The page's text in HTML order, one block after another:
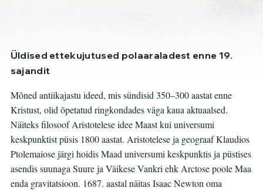
Üldised ettekujutused polaaraladest enne 19.
sajandit
Mõned antiikajastu ideed, mis sündisid 350–300 aastat enne
Kristust, olid õpetatud ringkondades väga kaua aktuaalsed.
Näiteks filosoof Aristotelese idee Maast kui universumi
keskpunktist püsis 1800 aastat. Aristotelese ja geograaf Klaudios
Ptolemaiose järgi hoidis Maad universumi keskpunktis ja püstises
asendis suunaga Suure ja Väikese Vankri ehk Arctose poole Maa
enda gravitatsioon. 1687. aastal näitas Isaac Newton oma